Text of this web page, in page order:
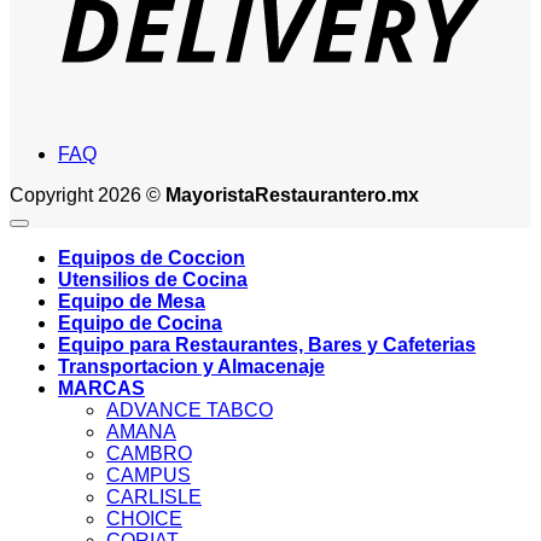
FAQ
Copyright 2026 © MayoristaRestaurantero.mx
Equipos de Coccion
Utensilios de Cocina
Equipo de Mesa
Equipo de Cocina
Equipo para Restaurantes, Bares y Cafeterias
Transportacion y Almacenaje
MARCAS
ADVANCE TABCO
AMANA
CAMBRO
CAMPUS
CARLISLE
CHOICE